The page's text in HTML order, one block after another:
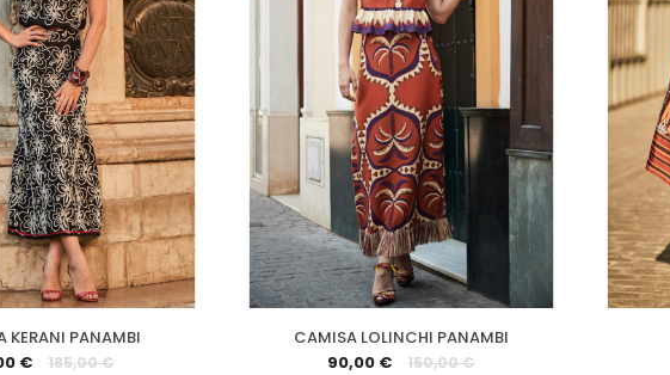
KERANI PANAMBI
€
185,00 €
CAMISA LOLINCHI PANAMBI
90,00 €
150,00 €